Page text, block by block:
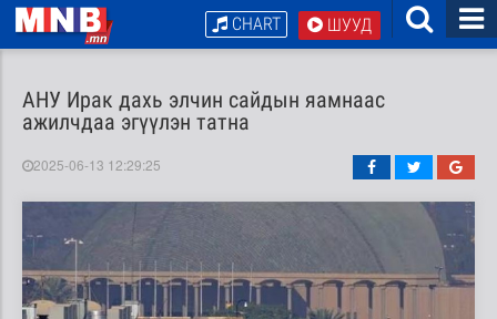
ШУУД
CHART
АНУ Ирак дахь элчин сайдын яамнаас
ажилчдаа эгүүлэн татна
2025-06-13 12:29:25